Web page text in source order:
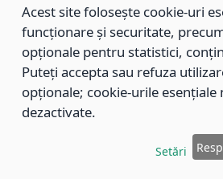
Titlu: Aprobarea Planului de acţiuni
local pentru anul 2022.
714/17.12.2021
Titlu: Modificarea Anexei la H.C.L.
aprobarea Regulamentului de
Direcţiei de Asistenţă Socială
Acest site folosește cookie-uri
funcționare și securitate,
opționale pentru statistici,
Puteți accepta sau refuza
opționale; cookie-urile esențiale
dezactivate.
Setări